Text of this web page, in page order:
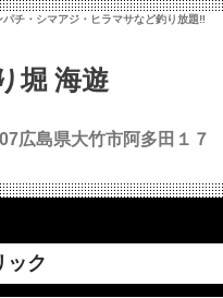
堀 海遊
チ・シマアジ・ヒラマサなど釣り放題‼
広島県大竹市阿多田１７
ク